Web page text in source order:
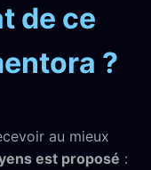
de ce
?
au mieux
est proposé :